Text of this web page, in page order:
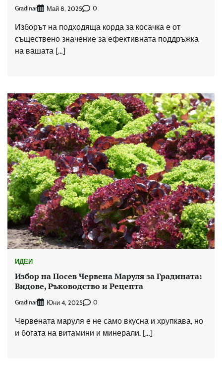
Gradinar Май 8, 2025 0
Изборът на подходяща корда за косачка е от
съществено значение за ефективната поддръжка
на вашата […]
ИДЕИ
Избор на Посев Червена Маруля за Градината:
Видове, Ръководство и Рецепта
Gradinar Юни 4, 2025 0
Червената маруля е не само вкусна и хрупкава, но
и богата на витамини и минерали. […]